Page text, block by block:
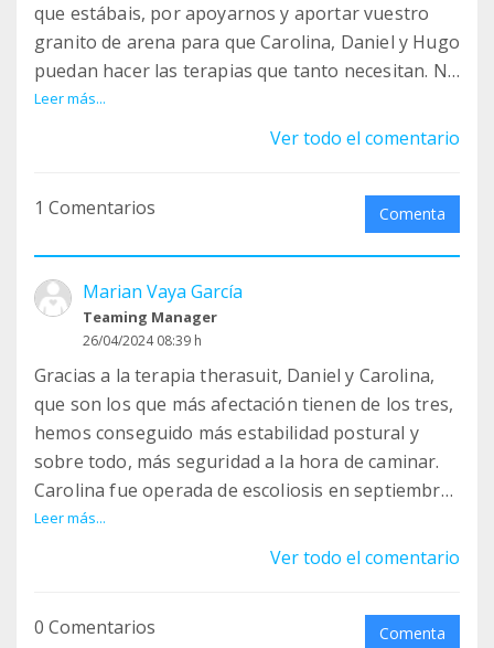
que estábais, por apoyarnos y aportar vuestro
granito de arena para que Carolina, Daniel y Hugo
puedan hacer las terapias que tanto necesitan. No
tengo palabras.
Leer más...
Ver todo el comentario
1 Comentarios Comenta
Marian Vaya García
Teaming Manager
26/04/2024 08:39 h
Gracias a la terapia therasuit, Daniel y Carolina,
que son los que más afectación tienen de los tres,
hemos conseguido más estabilidad postural y
sobre todo, más seguridad a la hora de caminar.
Carolina fue operada de escoliosis en septiembre
y desde que empezó la fisioterapia, hemos notado
grandes cambios en ella. Por lo tanto,
arena.
Leer más...
Ver todo el comentario
0 Comentarios Comenta